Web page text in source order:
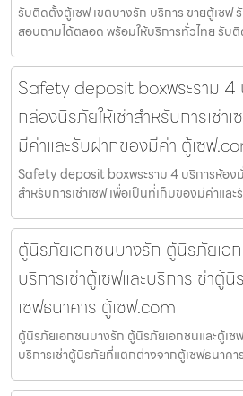
รับติดตั้งตู้เซฟ เขตบางรัก บริการ ขายตู้เซ
สอบถามได้ตลอด พร้อมให้บริการทั่วไทย รับ
Safety deposit boxพระราม
กล่องนิรภัยให้เช่าสำหรับการเช่า
มีค่าและรับฝากของมีค่า ตู้เซฟ
Safety deposit boxพระราม 4 บริการห้อง
สำหรับการเช่าเซฟ เพื่อเป็นที่เก็บของมีค่าแล
ตู้นิรภัยเอกชนบางรัก ตู้นิรภัยเอ
บริการเช่าตู้เซฟและบริการเช่า
เซฟธนาคาร ตู้เซฟ.com
ตู้นิรภัยเอกชนบางรัก ตู้นิรภัยเอกชนและตู้เซ
บริการเช่าตู้นิรภัยที่แตกต่างจากตู้เซฟธนาคา